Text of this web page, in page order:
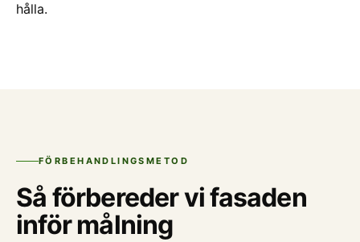
hålla.
FÖRBEHANDLINGSMETOD
Så förbereder vi fasaden
inför målning